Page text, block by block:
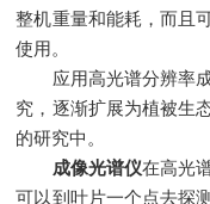
整机重量和能耗，而且
使用。
应用高光谱分辨率成
究，逐渐扩展为植被生
的研究中。
成像光谱仪在高光
可以到叶片一个点去探